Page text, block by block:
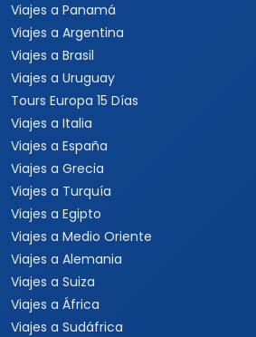
Viajes a Panamá
Viajes a Argentina
Viajes a Brasil
Viajes a Uruguay
Tours Europa 15 Días
Viajes a Italia
Viajes a España
Viajes a Grecia
Viajes a Turquía
Viajes a Egipto
Viajes a Medio Oriente
Viajes a Alemania
Viajes a Suiza
Viajes a África
Viajes a Sudáfrica